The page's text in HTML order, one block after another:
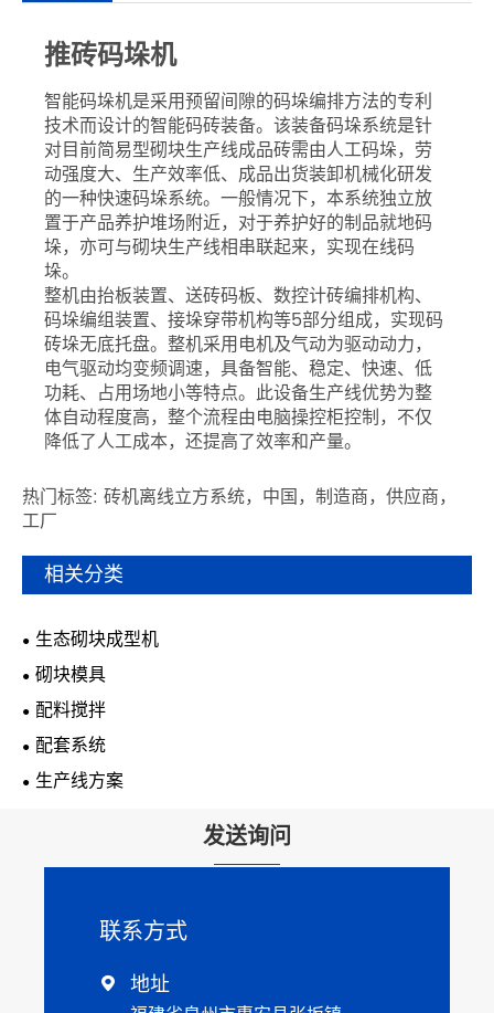
推砖码垛机
智能码垛机是采用预留间隙的码垛编排方法的专利
技术而设计的智能码砖装备。该装备码垛系统是针
对目前简易型砌块生产线成品砖需由人工码垛，劳
动强度大、生产效率低、成品出货装卸机械化研发
的一种快速码垛系统。一般情况下，本系统独立放
置于产品养护堆场附近，对于养护好的制品就地码
垛，亦可与砌块生产线相串联起来，实现在线码
垛。
整机由抬板装置、送砖码板、数控计砖编排机构、
码垛编组装置、接垛穿带机构等5部分组成，实现码
砖垛无底托盘。整机采用电机及气动为驱动动力，
电气驱动均变频调速，具备智能、稳定、快速、低
功耗、占用场地小等特点。此设备生产线优势为整
体自动程度高，整个流程由电脑操控柜控制，不仅
降低了人工成本，还提高了效率和产量。
热门标签: 砖机离线立方系统，中国，制造商，供应商，
工厂
相关分类
生态砌块成型机
砌块模具
配料搅拌
配套系统
生产线方案
发送询问
联系方式
 地址